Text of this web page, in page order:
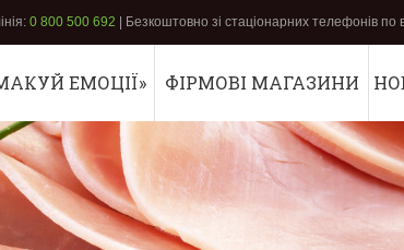
0 800 500 692 | Безкоштовно зі стаціонарних телефонів по
ЕМОЦІЇ» ФІРМОВІ МАГАЗИНИ